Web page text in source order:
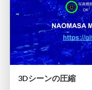
3Dシーンの圧縮